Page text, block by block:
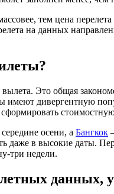
тем цена
на данных
Это общая
дивергентную
осени, а Бангкок
даже в высокие даты.
три недели.
данных,